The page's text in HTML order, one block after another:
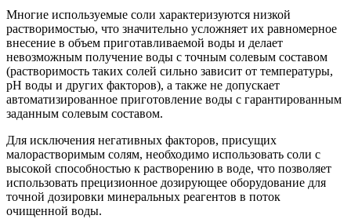
Многие используемые соли характеризуются низкой
растворимостью, что значительно усложняет их равномерное
внесение в объем приготавливаемой воды и делает
невозможным получение воды с точным солевым составом
(растворимость таких солей сильно зависит от температуры,
рН воды и других факторов), а также не допускает
автоматизированное приготовление воды с гарантированным
заданным солевым составом.
Для исключения негативных факторов, присущих
малорастворимым солям, необходимо использовать соли с
высокой способностью к растворению в воде, что позволяет
использовать прецизионное дозирующее оборудование для
точной дозировки минеральных реагентов в поток
очищенной воды.